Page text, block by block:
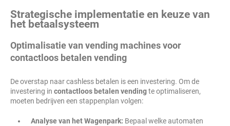
Strategische implementatie en keuze van
het betaalsysteem
Optimalisatie van vending machines voor
contactloos betalen vending
De overstap naar cashless betalen is een investering. Om de
investering in contactloos betalen vendingte optimaliseren,
moeten bedrijven een stappenplan volgen:
Analyse van het Wagenpark: Bepaal welke automaten